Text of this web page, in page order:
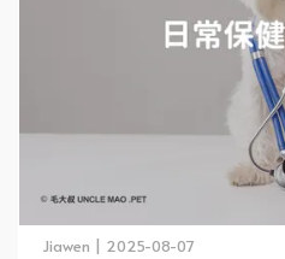
Jiawen | 2025-08-07